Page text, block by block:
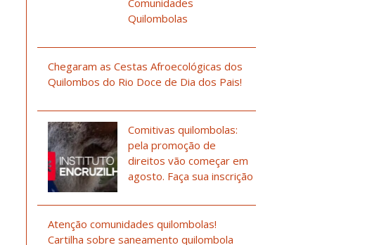
Comunidades
Quilombolas
Chegaram as Cestas Afroecológicas dos
Quilombos do Rio Doce de Dia dos Pais!
Comitivas quilombolas:
pela promoção de
direitos vão começar em
agosto. Faça sua inscrição
Atenção comunidades quilombolas!
Cartilha sobre saneamento quilombola